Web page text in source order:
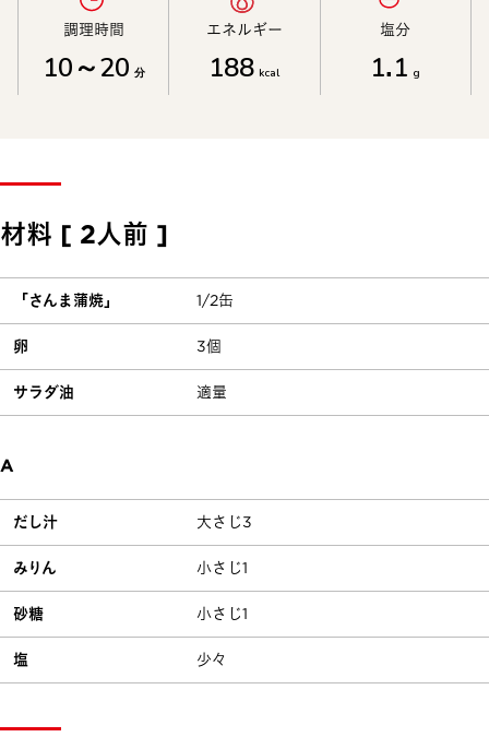
調理時間​
10～20 分
エネルギー​
188 kcal
塩分​
1.1 g
材料 [ 2人前 ]
「さんま蒲焼」 1/2缶
卵 3個
サラダ油 適量
A
だし汁 大さじ3
みりん 小さじ1
砂糖 小さじ1
塩 少々